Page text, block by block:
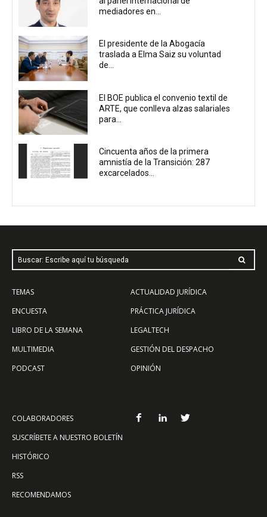
mediadores en...
El presidente de la Abogacía
traslada a Elma Saiz su voluntad
de...
El BOE publica el convenio textil de
ARTE, que conlleva alzas salariales
para...
Cincuenta años de la primera
amnistía de la Transición: 287
excarcelados...
Buscar: Escribe aquí tu búsqueda
TEMAS
ENCUESTA
LIBRO DE LA SEMANA
MULTIMEDIA
PODCAST
ACTUALIDAD JURÍDICA
PRÁCTICA JURÍDICA
LEGALTECH
GESTIÓN DEL DESPACHO
OPINIÓN
COLABORADORES
SUSCRÍBETE A NUESTRO BOLETÍN
HISTÓRICO
RSS
RECOMENDAMOS